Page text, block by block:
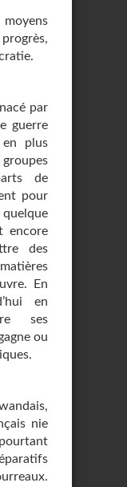
par
guerre
plus
de
pour
encore
des
En
en
ses
ou
nie